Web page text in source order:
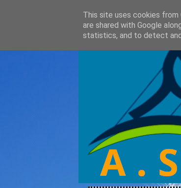
This site uses cookies from
are shared with Google
statistics, and to detect